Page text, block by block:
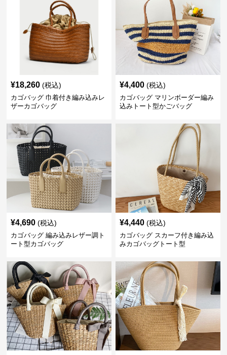
¥18,260 (税込)
カゴバッグ 巾着付き編み込みレ
ザーカゴバッグ
¥4,400 (税込)
カゴバッグ マリンボーダー編み
込みトート型かごバッグ
¥4,690 (税込)
カゴバッグ 編み込みレザー調ト
ート型カゴバッグ
¥4,440 (税込)
カゴバッグ スカーフ付き編み込
みカゴバッグトート型